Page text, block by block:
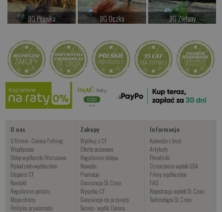
JIG Pijawka
Kup teraz >
JIG Oczka
Kup teraz >
JIG Zielony
Kup teraz >
Kogut Brown
od 24.00 PLN
Kup teraz >
O nas
O firmie - Corona Fishing
Współpraca
Sklep wędkarski Warszawa
Rękodzieło wędkarskie
Eksperci CF
Kontakt
Regulamin portalu
Mapa strony
Polityka prywatności
Zakupy
Wędkuj z CF
Oferta sezonowa
Regulamin sklepu
Nowości
Promocje
Gwarancja St. Croix
Wysyłka CF
Gwarancja na przynęty
Serwis - wędki Corona
Informacje
Kalendarz brań
Artykuły
Poradniki
Oznaczenia wędek USA
Filmy wędkarskie
FAQ
Rejestracja wędek St. Croix
Technologia St. Croix